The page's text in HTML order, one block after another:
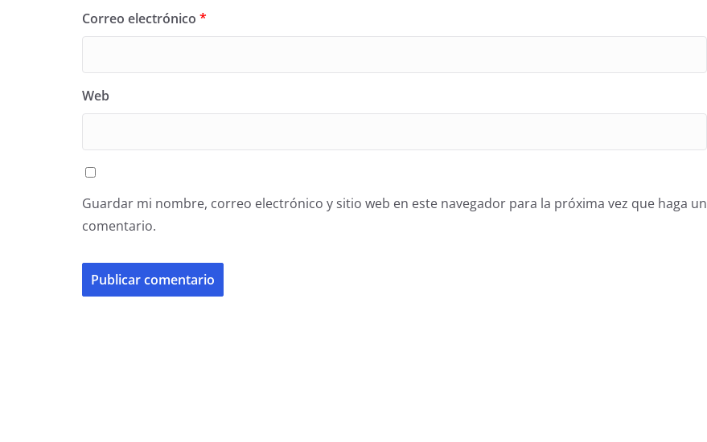
Correo electrónico *
Web
Guardar mi nombre, correo electrónico y sitio web en este navegador para la próxima vez que haga un
comentario.